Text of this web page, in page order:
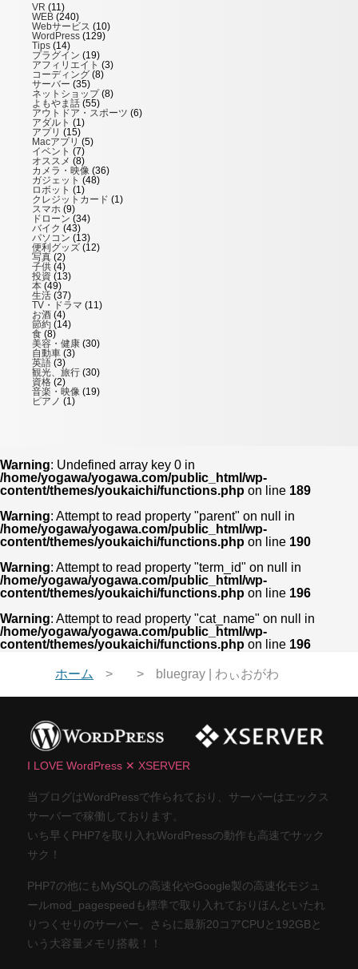
VR (11)
WEB (240)
Webサービス (10)
WordPress (129)
Tips (14)
プラグイン (19)
アフィリエイト (3)
コーディング (8)
サーバー (35)
ネットショップ(8)
よもやま話 (55)
アウトドア・スポーツ (6)
アダルト (1)
アプリ (15)
Macアプリ (5)
イベント (7)
オススメ (8)
カメラ・映像 (36)
ガジェット (48)
ロボット (1)
クレジットカード (1)
スマホ (9)
ドローン (34)
バイク (43)
パソコン (13)
便利グッズ (12)
写真 (2)
子供 (4)
投資 (13)
本 (49)
生活 (37)
TV・ドラマ (11)
お酒 (4)
節約 (14)
食 (8)
美容・健康 (30)
自動車 (3)
英語 (3)
観光、旅行 (30)
資格 (2)
音楽・映像 (19)
ピアノ (1)
Warning: Undefined array key 0 in
/home/yogawa/yogawa.com/public_html/wp-
content/themes/youkaichi/functions.php on line 189
Warning: Attempt to read property "parent" on null in
/home/yogawa/yogawa.com/public_html/wp-
content/themes/youkaichi/functions.php on line 190
Warning: Attempt to read property "term_id" on null in
/home/yogawa/yogawa.com/public_html/wp-
content/themes/youkaichi/functions.php on line 196
Warning: Attempt to read property "cat_name" on null in
/home/yogawa/yogawa.com/public_html/wp-
content/themes/youkaichi/functions.php on line 196
ホーム bluegray | わぃおがわ
I LOVE WordPress ✕ XSERVER
当ブログはWordPressで作られており、サーバーはエックス
サーバーで稼働しております。
いち早くPHP7を取り入れWordPressの動作も高速でサック
サク！
PHP7の他にもMySQLの高速化やGoogle製の高速化モジュ
ールmod_pagespeedも標準で取り入れておりほんといたれ
りつくせりのサーバー。さらに最新20コアCPUと192GBと
いう大容量メモリ搭載！！